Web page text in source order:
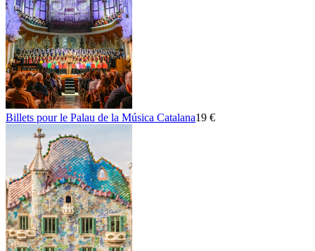
Billets pour le Palau de la Música Catalana19 €